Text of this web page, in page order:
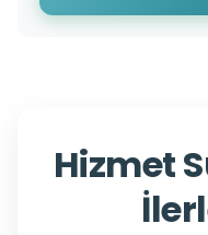
Hizmet